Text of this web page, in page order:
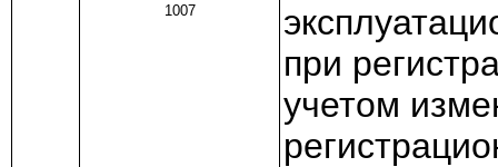
1007
при
учетом